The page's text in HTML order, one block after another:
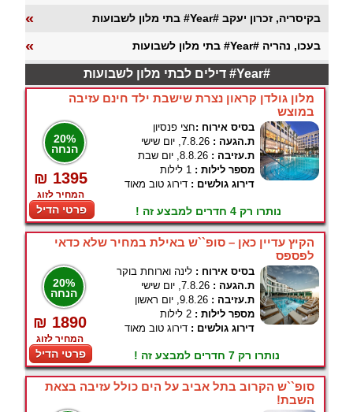
« בתי מלון לשבועות #Year# בקיסריה, זכרון יעקב
« בתי מלון לשבועות #Year# בעכו, נהריה
דילים לבתי מלון לשבועות #Year#
מלון גולדן קראון נצרת שישבת ילד חינם עזיבה
במוצש
20%
הנחה
₪ 1395
המחיר לזוג
פרטי הדיל
בסיס אירוח :חצי פנסיון
ת.הגעה : 7.8.26, יום שישי
ת.עזיבה : 8.8.26, יום שבת
מספר לילות : 1 לילות
דירוג גולשים : דירוג טוב מאוד
נותרו רק 4 חדרים למבצע זה !
הקיץ עדיין כאן – סופ``ש באילת במחיר שלא כדאי
לפספס
20%
הנחה
₪ 1890
המחיר לזוג
פרטי הדיל
בסיס אירוח : לינה וארוחת בוקר
ת.הגעה : 7.8.26, יום שישי
ת.עזיבה : 9.8.26, יום ראשון
מספר לילות : 2 לילות
דירוג גולשים : דירוג טוב מאוד
נותרו רק 7 חדרים למבצע זה !
סופ``ש הקרוב בתל אביב על הים כולל עזיבה בצאת
השבת!